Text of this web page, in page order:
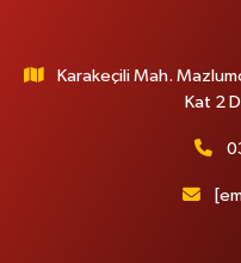
Karakeçili Mah.
Kat 2